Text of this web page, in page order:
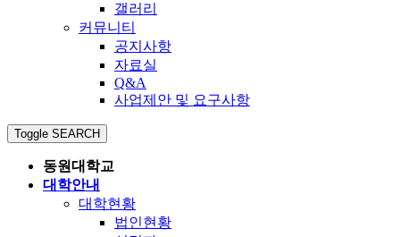
갤러리
커뮤니티
공지사항
자료실
Q&A
사업제안 및 요구사항
Toggle SEARCH
동원대학교
대학안내
대학현황
법인현황